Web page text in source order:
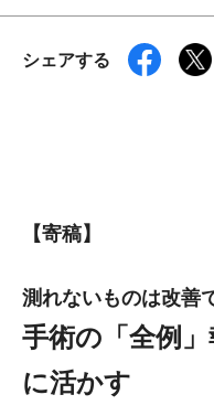
シェアする
【寄稿】
測れないものは改善
手術の「全例
に活かす